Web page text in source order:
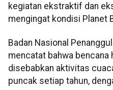
kegiatan ekstraktif dan
mengingat kondisi Planet
Badan Nasional
mencatat bahwa
disebabkan aktivitas
puncak setiap tahun,